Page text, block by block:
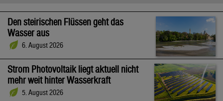
Den steirischen Flüssen geht das
Wasser aus
6. August 2026
Strom Photovoltaik liegt aktuell nicht
mehr weit hinter Wasserkraft
5. August 2026